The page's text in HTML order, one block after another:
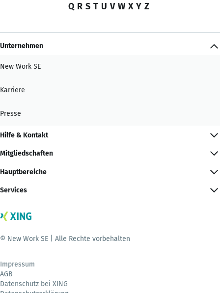
Q R S T U V W X Y Z
Unternehmen
New Work SE
Karriere
Presse
Hilfe & Kontakt
Mitgliedschaften
Hauptbereiche
Services
© New Work SE | Alle Rechte vorbehalten
Impressum
AGB
Datenschutz bei XING